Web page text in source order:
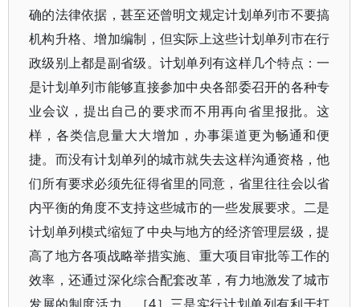
确的法律依据，甚至还曾明文规定计划单列市不要搞
机构升格、增加编制，但实际上这些计划单列市在行
政级别上都是副省级。计划单列有这样几个特点：一
是计划单列市能够直接参加中央各部委召开的各种专
业会议，提出自己的要求而不用再向省里报批。这
样，各类信息量大大增加，办事渠道更为畅通和便
捷。而没有计划单列的城市就失去这样沟通资格，他
们所有要求必须先征得省里的同意，省里往往会以省
内平衡的角度不支持这些城市的一些发展要求。二是
计划单列模式缩短了中央与地方的经济管理层级，提
高了地方各项战略举措实施、重大项目审批等工作的
效率，还通过深化综合配套改革，有力地激发了城市